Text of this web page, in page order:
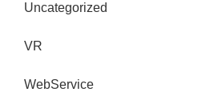
Uncategorized
VR
WebService